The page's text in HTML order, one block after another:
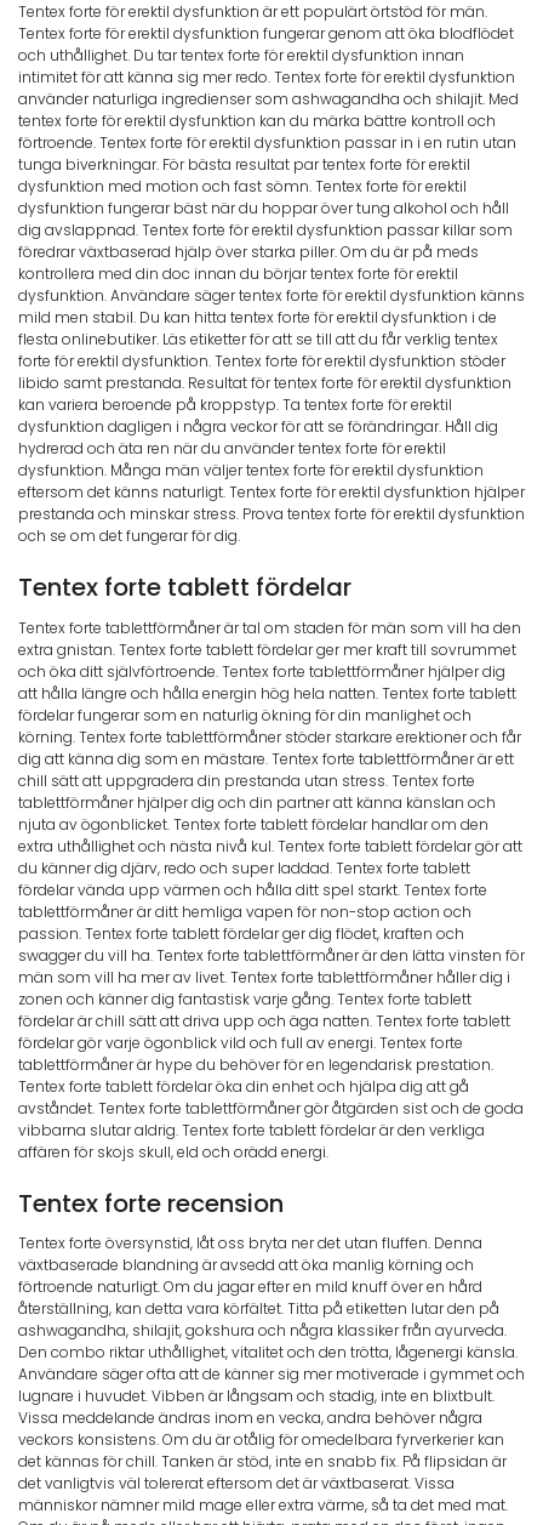
Tentex forte för erektil dysfunktion är ett populärt örtstöd för män.
Tentex forte för erektil dysfunktion fungerar genom att öka blodflödet
och uthållighet. Du tar tentex forte för erektil dysfunktion innan
intimitet för att känna sig mer redo. Tentex forte för erektil dysfunktion
använder naturliga ingredienser som ashwagandha och shilajit. Med
tentex forte för erektil dysfunktion kan du märka bättre kontroll och
förtroende. Tentex forte för erektil dysfunktion passar in i en rutin utan
tunga biverkningar. För bästa resultat par tentex forte för erektil
dysfunktion med motion och fast sömn. Tentex forte för erektil
dysfunktion fungerar bäst när du hoppar över tung alkohol och håll
dig avslappnad. Tentex forte för erektil dysfunktion passar killar som
föredrar växtbaserad hjälp över starka piller. Om du är på meds
kontrollera med din doc innan du börjar tentex forte för erektil
dysfunktion. Användare säger tentex forte för erektil dysfunktion känns
mild men stabil. Du kan hitta tentex forte för erektil dysfunktion i de
flesta onlinebutiker. Läs etiketter för att se till att du får verklig tentex
forte för erektil dysfunktion. Tentex forte för erektil dysfunktion stöder
libido samt prestanda. Resultat för tentex forte för erektil dysfunktion
kan variera beroende på kroppstyp. Ta tentex forte för erektil
dysfunktion dagligen i några veckor för att se förändringar. Håll dig
hydrerad och äta ren när du använder tentex forte för erektil
dysfunktion. Många män väljer tentex forte för erektil dysfunktion
eftersom det känns naturligt. Tentex forte för erektil dysfunktion hjälper
prestanda och minskar stress. Prova tentex forte för erektil dysfunktion
och se om det fungerar för dig.
Tentex forte tablett fördelar
Tentex forte tablettförmåner är tal om staden för män som vill ha den
extra gnistan. Tentex forte tablett fördelar ger mer kraft till sovrummet
och öka ditt självförtroende. Tentex forte tablettförmåner hjälper dig
att hålla längre och hålla energin hög hela natten. Tentex forte tablett
fördelar fungerar som en naturlig ökning för din manlighet och
körning. Tentex forte tablettförmåner stöder starkare erektioner och får
dig att känna dig som en mästare. Tentex forte tablettförmåner är ett
chill sätt att uppgradera din prestanda utan stress. Tentex forte
tablettförmåner hjälper dig och din partner att känna känslan och
njuta av ögonblicket. Tentex forte tablett fördelar handlar om den
extra uthållighet och nästa nivå kul. Tentex forte tablett fördelar gör att
du känner dig djärv, redo och super laddad. Tentex forte tablett
fördelar vända upp värmen och hålla ditt spel starkt. Tentex forte
tablettförmåner är ditt hemliga vapen för non-stop action och
passion. Tentex forte tablett fördelar ger dig flödet, kraften och
swagger du vill ha. Tentex forte tablettförmåner är den lätta vinsten för
män som vill ha mer av livet. Tentex forte tablettförmåner håller dig i
zonen och känner dig fantastisk varje gång. Tentex forte tablett
fördelar är chill sätt att driva upp och äga natten. Tentex forte tablett
fördelar gör varje ögonblick vild och full av energi. Tentex forte
tablettförmåner är hype du behöver för en legendarisk prestation.
Tentex forte tablett fördelar öka din enhet och hjälpa dig att gå
avståndet. Tentex forte tablettförmåner gör åtgärden sist och de goda
vibbarna slutar aldrig. Tentex forte tablett fördelar är den verkliga
affären för skojs skull, eld och orädd energi.
Tentex forte recension
Tentex forte översynstid, låt oss bryta ner det utan fluffen. Denna
växtbaserade blandning är avsedd att öka manlig körning och
förtroende naturligt. Om du jagar efter en mild knuff över en hård
återställning, kan detta vara körfältet. Titta på etiketten lutar den på
ashwagandha, shilajit, gokshura och några klassiker från ayurveda.
Den combo riktar uthållighet, vitalitet och den trötta, lågenergi känsla.
Användare säger ofta att de känner sig mer motiverade i gymmet och
lugnare i huvudet. Vibben är långsam och stadig, inte en blixtbult.
Vissa meddelande ändras inom en vecka, andra behöver några
veckors konsistens. Om du är otålig för omedelbara fyrverkerier kan
det kännas för chill. Tanken är stöd, inte en snabb fix. På flipsidan är
det vanligtvis väl tolererat eftersom det är växtbaserat. Vissa
människor nämner mild mage eller extra värme, så ta det med mat.